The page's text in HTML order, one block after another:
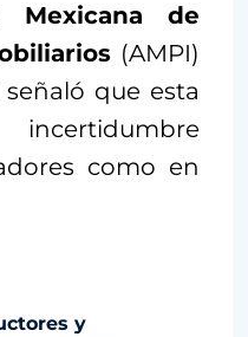
Mexicana de
(AMPI)
que esta
como en
y